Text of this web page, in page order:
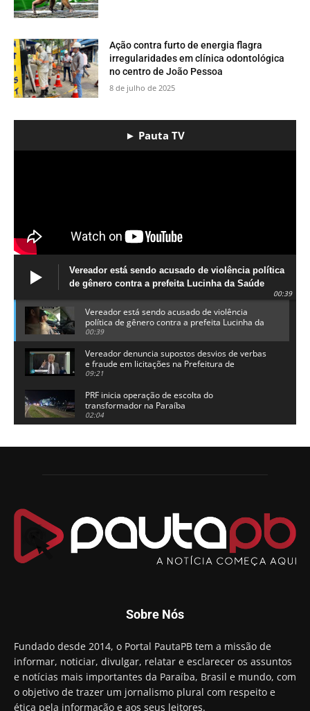
Ação contra furto de energia flagra
irregularidades em clínica odontológica
no centro de João Pessoa
8 de julho de 2025
► Pauta TV
Vereador está sendo acusado de violência política
de gênero contra a prefeita Lucinha da Saúde
00:39
Vereador está sendo acusado de violência
política de gênero contra a prefeita Lucinha da
Saúde
00:39
Vereador denuncia supostos desvios de verbas
e fraude em licitações na Prefeitura de
Alhandra
09:21
PRF inicia operação de escolta do
transformador na Paraíba
02:04
candidatura a governador da Paraíba
Chapa dos sonhos: Cícero agradece a Galdino,
Arthur Lira parabeniza Karla Pimentel por sua
reeleição em Conde
00:23
Aguinaldo Ribeiro destaca apoio do PP a Hugo
preso e faz vídeo na cadeia
Hugo Motta retira projeto que permitia bancos
"confiscar" dinheiro de clientes
01:49
Descaso da gestão Panta deixa crianças e
professoras 'ilhadas' em creche
00:16
Sobre Nós
Fundado desde 2014, o Portal PautaPB tem a missão de
informar, noticiar, divulgar, relatar e esclarecer os assuntos
e notícias mais importantes da Paraíba, Brasil e mundo, com
o objetivo de trazer um jornalismo plural com respeito e
ética pela informação e aos seus leitores.